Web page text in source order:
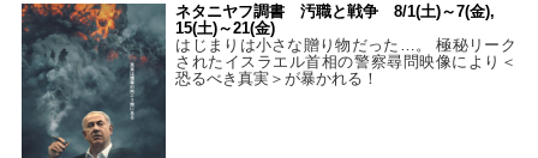
ネタニヤフ調書 汚職と戦争 8/1(土)～7(金),
15(土)～21(金)
はじまりは小さな贈り物だった…。 極秘リーク
されたイスラエル首相の警察尋問映像により＜
恐るべき真実＞が暴かれる！